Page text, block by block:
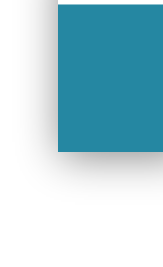
« France, une histoire d’amour »,
Lutter contre la prolifération du